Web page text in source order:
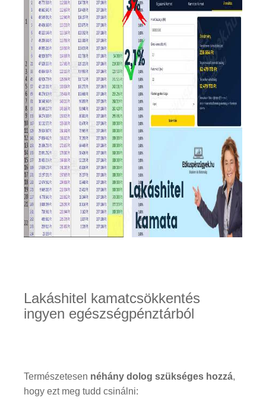
Lakáshitel kamatcsökkentés
ingyen egészségpénztárból
Természetesen néhány dolog szükséges hozzá,
hogy ezt meg tudd csinálni: